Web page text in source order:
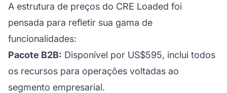
A estrutura de preços do CRE Loaded foi
pensada para refletir sua gama de
funcionalidades:
Pacote B2B: Disponível por US$595, inclui todos
os recursos para operações voltadas ao
segmento empresarial.